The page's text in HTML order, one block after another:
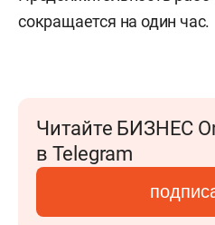
сокращается на один час.
Читайте БИЗНЕС
в Telegram